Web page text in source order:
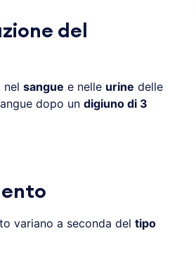
del
nel sangue e nelle urine delle
dopo un digiuno di 3
variano a seconda del tipo